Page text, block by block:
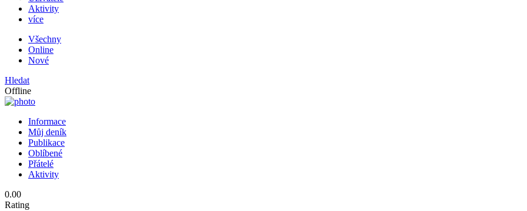
Aktivity
více
Všechny
Online
Nové
Hledat
Offline
Informace
Můj deník
Publikace
Oblíbené
Přátelé
Aktivity
0.00
Rating